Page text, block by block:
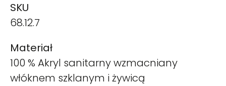
SKU
68.12.7
Materiał
100 % Akryl sanitarny wzmacniany
włóknem szklanym i żywicą